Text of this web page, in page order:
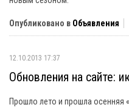
Опубликовано в Объявления
12.10.2013 17:37
Обновления на сайте:
Прошло лето и прошла осенняя